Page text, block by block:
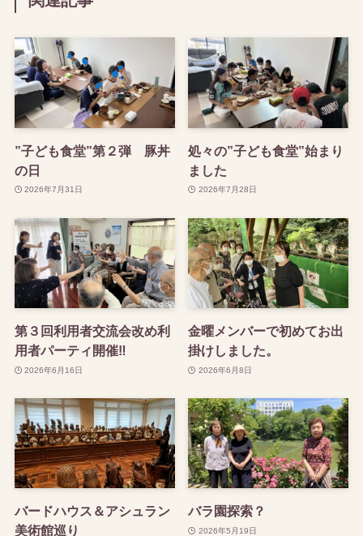
”子ども食堂”第２弾 豚丼
の日
2026年7月31日
処々の”子ども食堂”始まり
ました
2026年7月28日
第３回利用者交流会改め利
用者パーティ開催‼
2026年6月16日
金曜メンバーで初めてお出
掛けしました。
2026年6月8日
バードハウス＆アシュラン
美術館巡り
バラ園探索？
2026年5月19日